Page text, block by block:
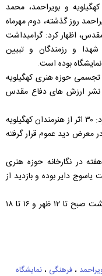
کهگیلویه و بویراحمد، محمد
روز گذشته، دوم مهرماه
اظهار کرد: گرامیداشت
و رزمندگان و تبیین
بوده است.
حوزه هنری کهگیلویه
نشر ارزش های دفاع مقدس
رئیس حوزه هنری کهگیلویه و بویراحمد اضافه کرد: ۳۰ اثر از هنرمندان کهگیلویه
معرض دید عموم قرار گرفته
در نگارخانه حوزه هنری
دایر بوده و بازدید از
وی عنوان کرد: ساعت بازدید از این نمایشگاه هشت صبح تا ۱۲ ظهر و ۱۶ تا ۱۸
، فرهنگی ، نمایشگاه